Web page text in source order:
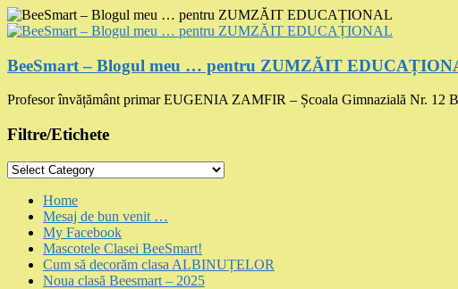
Skip
to
BeeSmart – Blogul meu … pentru ZUMZĂIT
Profesor învățământ primar EUGENIA ZAMFIR – Școala Gimnazială Nr. 12
Filtre/Etichete
Filtre/Etichete
Menu
Home
Mesaj de bun venit …
My Facebook
Mascotele Clasei BeeSmart!
Cum să decorăm clasa ALBINUȚELOR
Noua clasă Beesmart – 2025